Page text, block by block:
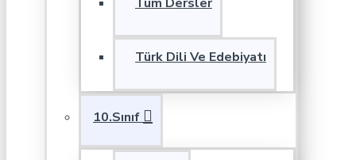
Türk Dili Ve Edebiyatı
10.Sınıf